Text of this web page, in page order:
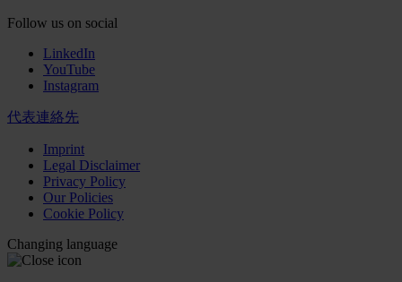
Follow us on social
LinkedIn
YouTube
Instagram
代表連絡先
Imprint
Legal Disclaimer
Privacy Policy
Our Policies
Cookie Policy
Changing language